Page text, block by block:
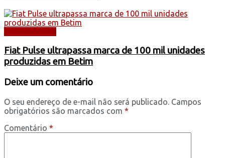
Fiat Pulse ultrapassa marca de 100 mil unidades
produzidas em Betim
Deixe um comentário
O seu endereço de e-mail não será publicado. Campos
obrigatórios são marcados com *
Comentário *